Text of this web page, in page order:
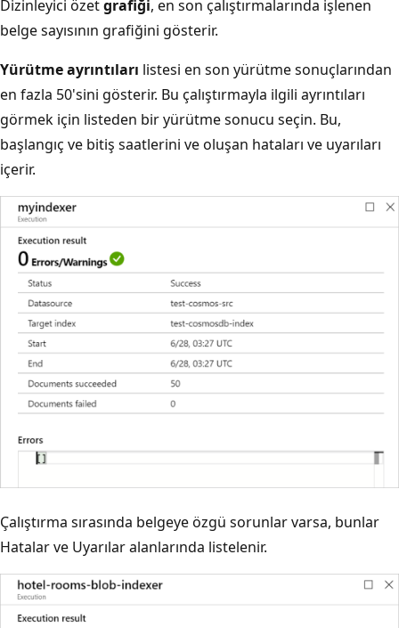
Dizinleyici özetgrafiği, en son çalıştırmalarında işlenen
belge sayısının grafiğini gösterir.
Yürütme ayrıntıları listesi en son yürütme sonuçlarından
en fazla 50'sini gösterir. Bu çalıştırmayla ilgili ayrıntıları
görmek için listeden bir yürütme sonucu seçin. Bu,
başlangıç ve bitiş saatlerini ve oluşan hataları ve uyarıları
içerir.
Çalıştırma sırasında belgeye özgü sorunlar varsa, bunlar
Hatalar ve Uyarılar alanlarında listelenir.